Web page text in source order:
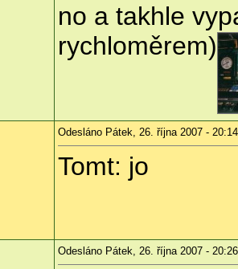
no a takhle
rychloměrem)
Odesláno Pátek, 26. října 2007 - 20:14
Tomt: jo
Odesláno Pátek, 26. října 2007 - 20:26